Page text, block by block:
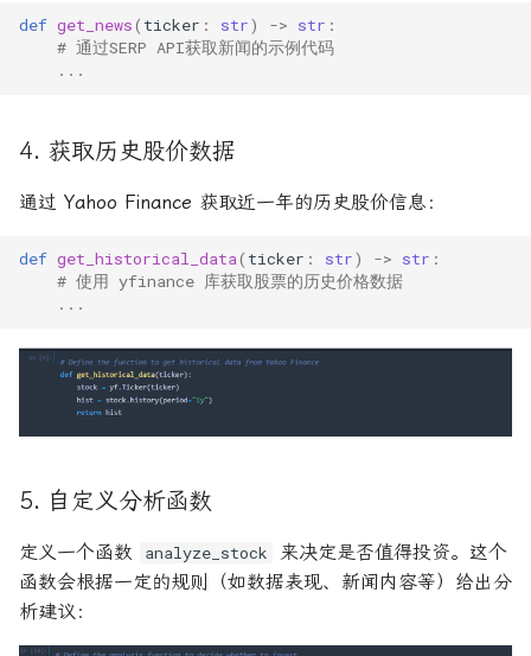
def get_news( ticker : str) -> str :
# 通过SERP API获取新闻的示例代码
...
4. 获取历史股价数据
通过 Yahoo Finance 获取近一年的历史股价信息：
def get_historical_data( ticker : str) -> str :
# 使用 yfinance 库获取股票的历史价格数据
...
5. 自定义分析函数
定义一个函数 analyze_stock
来决定是否值得投资。这个
函数会根据一定的规则（如数据表现、新闻内容等）给出分
析建议：